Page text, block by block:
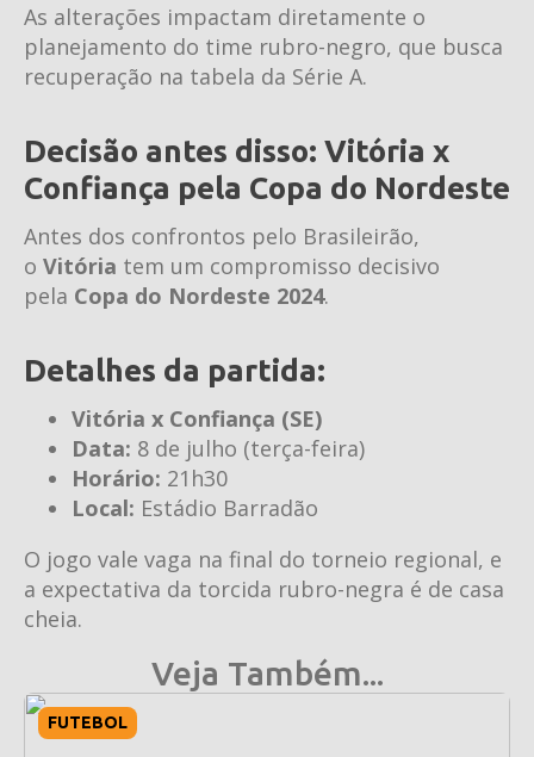
As alterações impactam diretamente o
planejamento do time rubro-negro, que busca
recuperação na tabela da Série A.
Decisão antes disso: Vitória x
Confiança pela Copa do Nordeste
Antes dos confrontos pelo Brasileirão,
o Vitória tem um compromisso decisivo
pela Copa do Nordeste 2024.
Detalhes da partida:
Vitória x Confiança (SE)
Data: 8 de julho (terça-feira)
Horário: 21h30
Local: Estádio Barradão
O jogo vale vaga na final do torneio regional, e
a expectativa da torcida rubro-negra é de casa
cheia.
Veja Também...
FUTEBOL